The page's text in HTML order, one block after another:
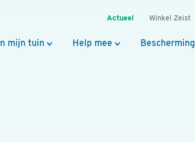
Actueel Winkel Zeist
mijn tuin Help mee Bescherming